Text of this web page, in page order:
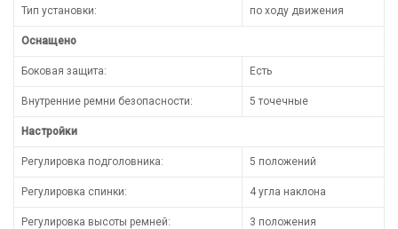
Тип установки: по ходу движения
Оснащено
Боковая защита: Есть
Внутренние ремни безопасности: 5 точечные
Настройки
Регулировка подголовника: 5 положений
Регулировка спинки: 4 угла наклона
Регулировка высоты ремней: 3 положения